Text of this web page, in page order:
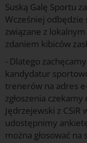
Suską Galę Sportu
Wcześniej odbędzie
związane z
zdaniem kibiców
- Dlatego
kandydatur
trenerów na adres
zgłoszenia
Jędrzejewski z CSiR
udostępnimy
można głosować na